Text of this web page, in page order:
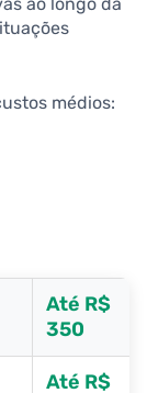
ao longo da
médios:
Até R$
350
Até R$